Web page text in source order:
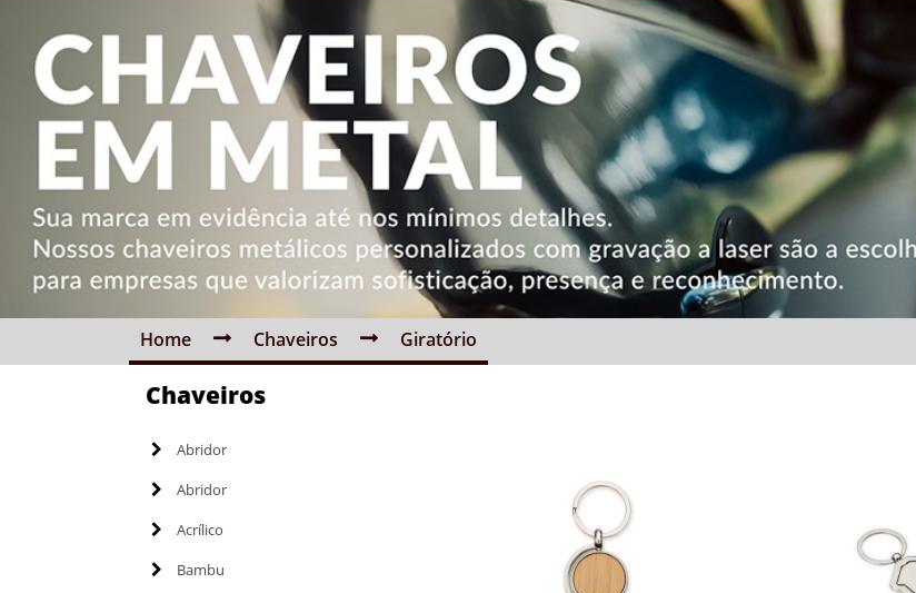
Home Chaveiros Giratório
Chaveiros
Abridor
Abridor
Acrílico
Bambu